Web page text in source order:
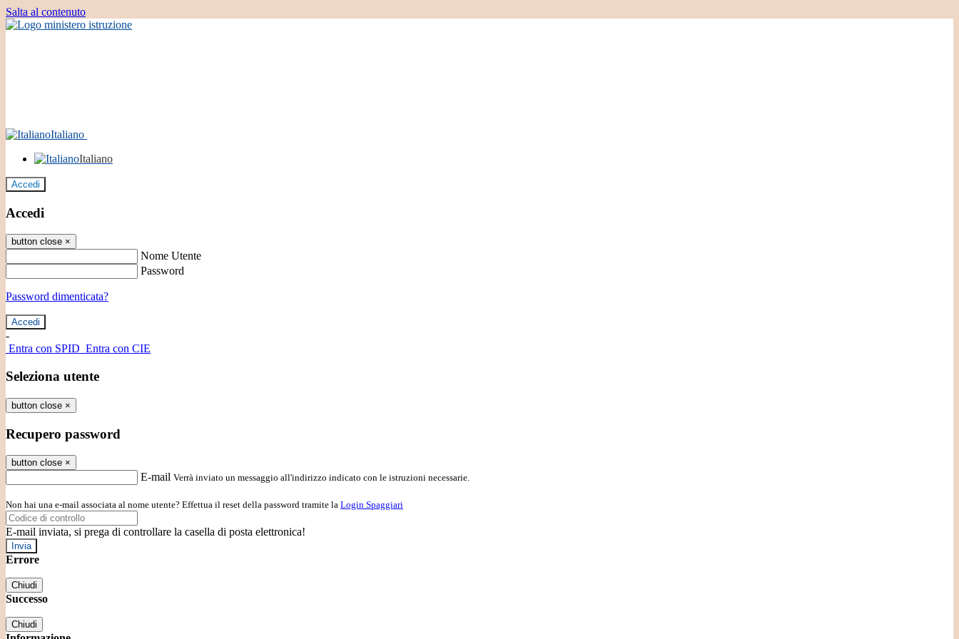
Salta al contenuto
Italiano
Italiano
Accedi
Accedi
button close ×
Nome Utente
Password
Password dimenticata?
-
Entra con SPID Entra con CIE
Seleziona utente
button close ×
Recupero password
button close ×
E-mail Verrà inviato un messaggio all'indirizzo indicato con le istruzioni necessarie.
Non hai una e-mail associata al nome utente? Effettua il reset della password tramite la Login Spaggiari
E-mail inviata, si prega di controllare la casella di posta elettronica!
Errore
Chiudi
Successo
Chiudi